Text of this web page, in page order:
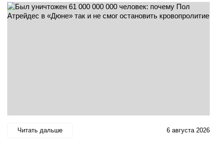
Читать дальше 6 августа 2026